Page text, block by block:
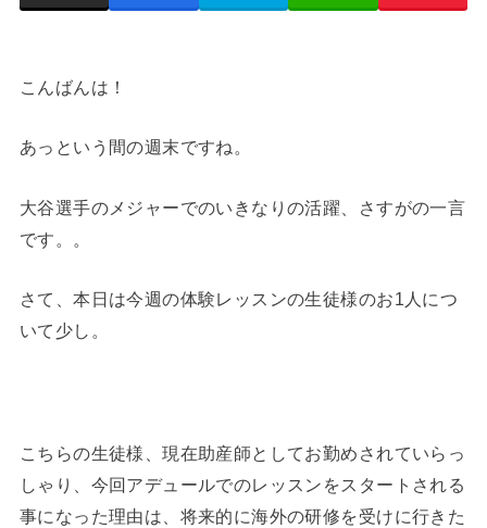
こんばんは！
あっという間の週末ですね。
大谷選手のメジャーでのいきなりの活躍、さすがの一言
です。。
さて、本日は今週の体験レッスンの生徒様のお1人につ
いて少し。
こちらの生徒様、現在助産師としてお勤めされていらっ
しゃり、今回アデュールでのレッスンをスタートされる
事になった理由は、将来的に海外の研修を受けに行きた